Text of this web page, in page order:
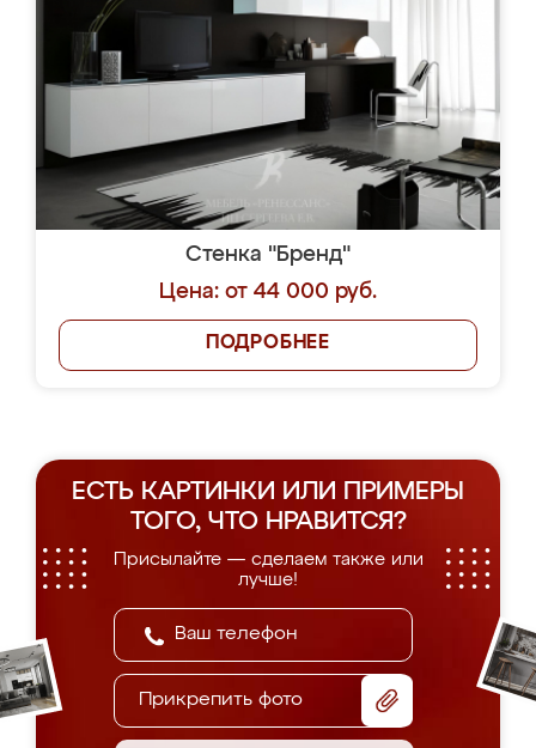
Стенка "Бренд"
Цена: от 44 000 руб.
ПОДРОБНЕЕ
ЕСТЬ КАРТИНКИ ИЛИ ПРИМЕРЫ
ТОГО, ЧТО НРАВИТСЯ?
Присылайте — сделаем также или
лучше!
Прикрепить фото